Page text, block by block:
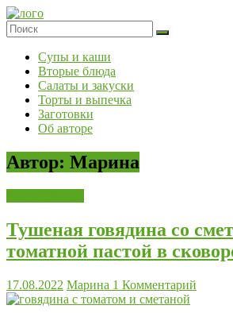
Skip
to
content
Супы и каши
Вторые блюда
Салаты и закуски
Торты и выпечка
Заготовки
Об авторе
Автор: Марина
Тушеная говядина со
томатной пастой в
17.08.2022 Марина 1 Комментарий